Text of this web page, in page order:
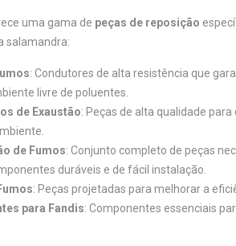
uma gama de peças de reposição
salamandra:
: Condutores de alta resistência que
livre de poluentes.
de Exaustão: Peças de alta qualidade
de Fumos: Conjunto completo de peças
duráveis e de fácil instalação.
: Peças projetadas para melhorar a
para Fandis: Componentes essenciais